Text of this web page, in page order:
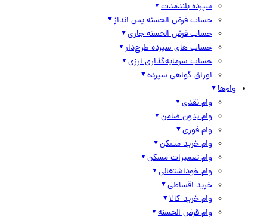
سپرده بلندمدت
حساب قرض الحسنه پس انداز
حساب قرض الحسنه جاری
حساب های سپرده طرح‌دار
حساب سرمایه‌گذاری ارزی
اوراق گواهی سپرده
وام‌ها
وام نقدی
وام بدون ضامن
وام فوری
وام خرید مسکن
وام تعمیرات مسکن
وام خوداشتغالی
خرید اقساطی
وام خرید کالا
وام قرض الحسنه